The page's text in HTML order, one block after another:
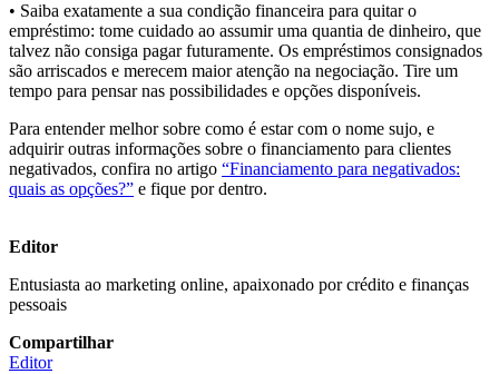
• Saiba exatamente a sua condição financeira para quitar o
empréstimo: tome cuidado ao assumir uma quantia de dinheiro, que
talvez não consiga pagar futuramente. Os empréstimos consignados
são arriscados e merecem maior atenção na negociação. Tire um
tempo para pensar nas possibilidades e opções disponíveis.
Para entender melhor sobre como é estar com o nome sujo, e
adquirir outras informações sobre o financiamento para clientes
negativados, confira no artigo “Financiamento para negativados:
quais as opções?” e fique por dentro.
Editor
Entusiasta ao marketing online, apaixonado por crédito e finanças
pessoais
Compartilhar
Editor